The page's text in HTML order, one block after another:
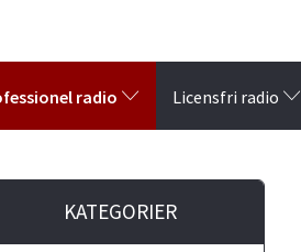
radio Licensfri radio
KATEGORIER